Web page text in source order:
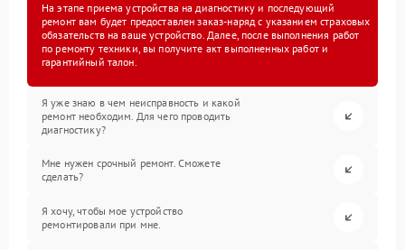
На этапе приема устройства на диагностику и последующий
ремонт вам будет предоставлен заказ-наряд с указанием страховых
обязательств на ваше устройство. Далее, после выполнения работ
по ремонту техники, вы получите акт выполненных работ и
гарантийный талон.
Я уже знаю в чем неисправность и какой
ремонт необходим. Для чего проводить
диагностику?
Мне нужен срочный ремонт. Сможете
сделать?
Я хочу, чтобы мое устройство
ремонтировали при мне.